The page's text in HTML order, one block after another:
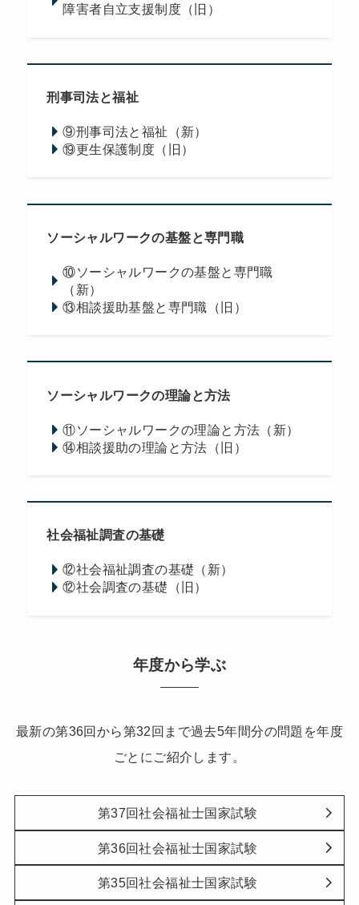
障害者自立支援制度（旧）
刑事司法と福祉
⑨刑事司法と福祉（新）
⑲更生保護制度（旧）
ソーシャルワークの基盤と専門職
⑩ソーシャルワークの基盤と専門職
（新）
⑬相談援助基盤と専門職（旧）
ソーシャルワークの理論と方法
⑪ソーシャルワークの理論と方法（新）
⑭相談援助の理論と方法（旧）
社会福祉調査の基礎
⑫社会福祉調査の基礎（新）
⑫社会調査の基礎（旧）
年度から学ぶ
最新の第36回から第32回まで過去5年間分の問題を年度
ごとにご紹介します。
第37回社会福祉士国家試験
第36回社会福祉士国家試験
第35回社会福祉士国家試験